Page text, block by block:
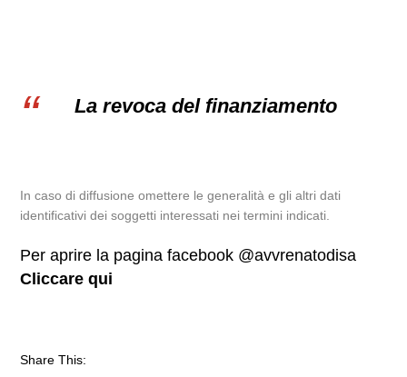
La revoca del finanziamento
In caso di diffusione omettere le generalità e gli altri dati
identificativi dei soggetti interessati nei termini indicati.
Per aprire la pagina facebook @avvrenatodisa
Cliccare qui
Share This: